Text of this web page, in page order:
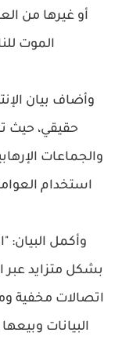
أو غيرها من
الموت
وأضاف بيان
حقيقي، حيث
والجماعات
استخدام
وأكمل البيان:
بشكل متزايد عبر
اتصالات مخفية
البيانات